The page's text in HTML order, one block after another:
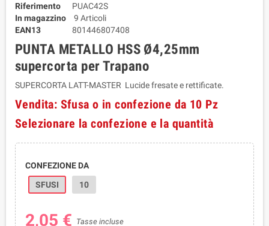
Riferimento
PUAC42S
In magazzino
9 Articoli
EAN13
801446807408
PUNTA METALLO HSS Ø4,25mm
supercorta per Trapano
SUPERCORTA LATT-MASTER Lucide fresate e rettificate.
Vendita: Sfusa o in confezione da 10 Pz
Selezionare la confezione e la quantità
CONFEZIONE DA
SFUSI
10
2,05 € Tasse incluse